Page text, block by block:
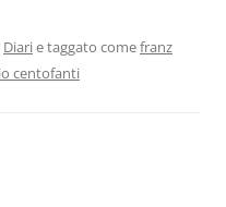
vi
di
Diarie taggato comefranz
centofanti